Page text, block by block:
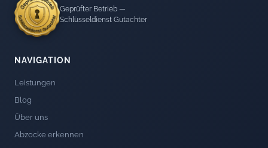
Geprüfter Betrieb —
Schlüsseldienst Gutachter
NAVIGATION
Leistungen
Blog
Über uns
Abzocke erkennen